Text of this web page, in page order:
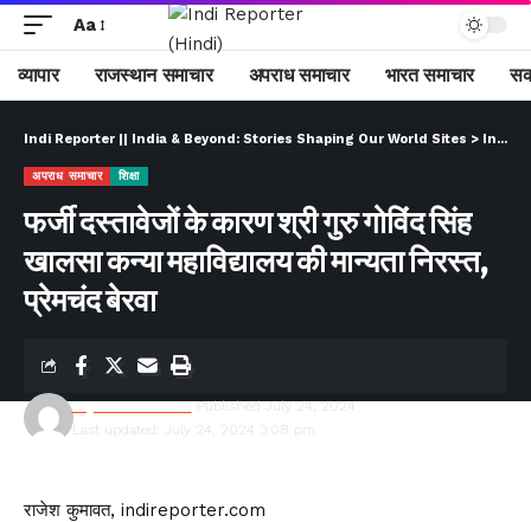
Aa
व्यापार राजस्थान समाचार अपराध समाचार भारत समाचार
Indi Reporter || India & Beyond: Stories Shaping Our World Sites > Indi Reporter (Hindi)
अपराध समाचार शिक्षा
फर्जी दस्तावेजों के कारण श्री गुरु गोविंद सिंह
खालसा कन्या महाविद्यालय की मान्यता निरस्त,
प्रेमचंद बेरवा
Last updated: July 24, 2024 3:08 pm
Rajesh Kumawat Published July 24, 2024
राजेश कुमावत, indireporter.com